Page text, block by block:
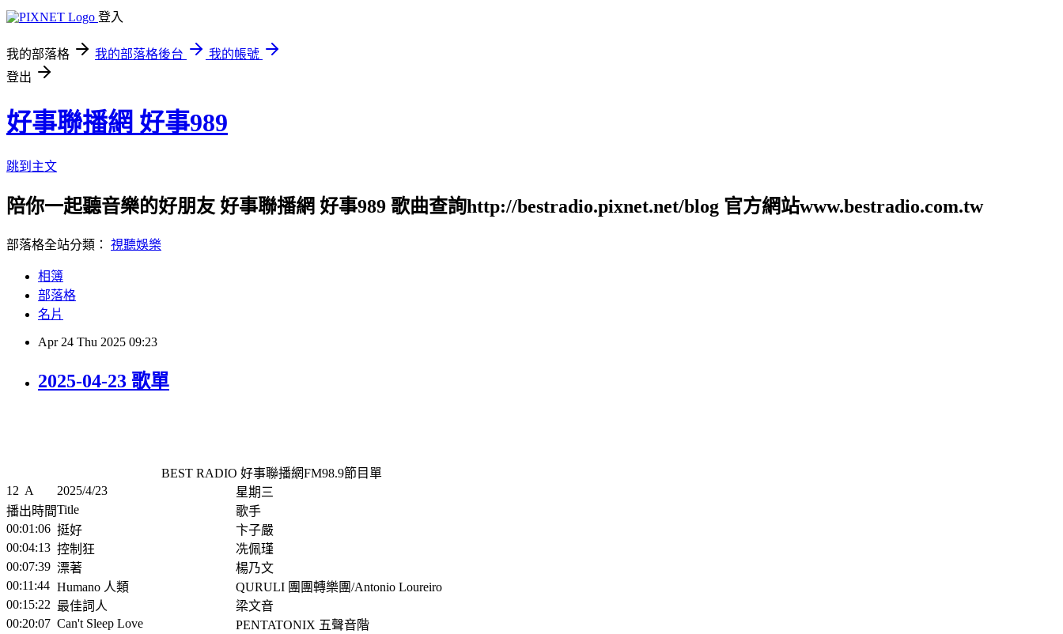
登入
我的部落格 我的部落格後台
我的帳號
登出
好事聯播網 好事989
跳到主文
陪你一起聽音樂的好朋友 好事聯播網 好事989 歌曲查詢http://bestradio.pixnet.net/blog 官方網站www.bestradio.com.tw
部落格全站分類： 視聽娛樂
相簿
部落格
名片
Apr 24 Thu 2025 09:23
2025-04-23 歌單
BEST RADIO 好事聯播網FM98.9節目單
12 A 2025/4/23
星期三
播出時間Title
歌手
00:01:06 挺好
卞子嚴
00:04:13 控制狂
冼佩瑾
00:07:39 漂著
楊乃文
00:11:44 Humano 人類
QURULI 團團轉樂團/Antonio Loureiro
00:15:22 最佳詞人
梁文音
00:20:07 Can't Sleep Love
PENTATONIX 五聲音階